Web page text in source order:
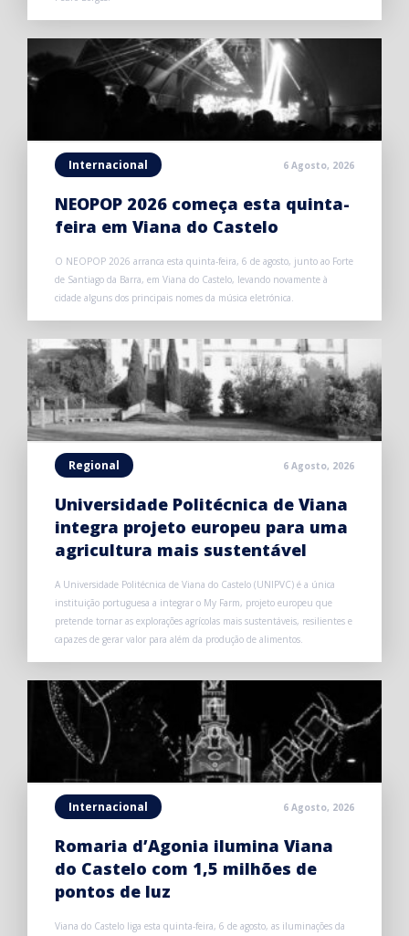
Internacional 6 Agosto, 2026
NEOPOP 2026 começa esta quinta-
feira em Viana do Castelo
O NEOPOP 2026 arranca esta quinta-feira, 6 de agosto, junto ao Forte
de Santiago da Barra, em Viana do Castelo, levando novamente à
cidade alguns dos principais nomes da música eletrónica.
Regional 6 Agosto, 2026
Universidade Politécnica de Viana
integra projeto europeu para uma
agricultura mais sustentável
A Universidade Politécnica de Viana do Castelo (UNIPVC) é a única
instituição portuguesa a integrar o My Farm, projeto europeu que
pretende tornar as explorações agrícolas mais sustentáveis, resilientes e
capazes de gerar valor para além da produção de alimentos.
Internacional 6 Agosto, 2026
Romaria d’Agonia ilumina Viana
do Castelo com 1,5 milhões de
pontos de luz
Viana do Castelo liga esta quinta-feira, 6 de agosto, as iluminações da